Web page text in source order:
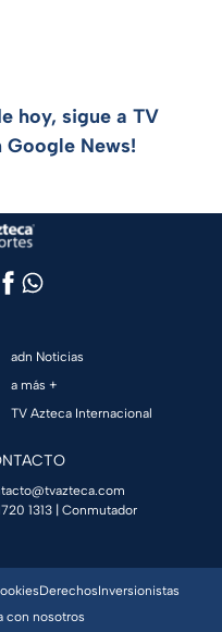
hoy, sigue a TV
News!
adn Noticias
a más +
TV Azteca Internacional
1313 | Conmutador
DerechosInversionistas
con nosotros